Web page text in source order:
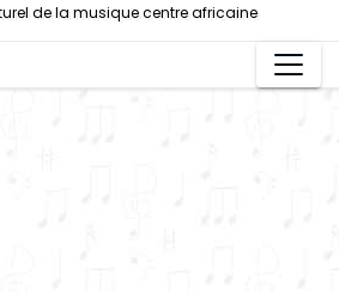
de la musique centre africaine